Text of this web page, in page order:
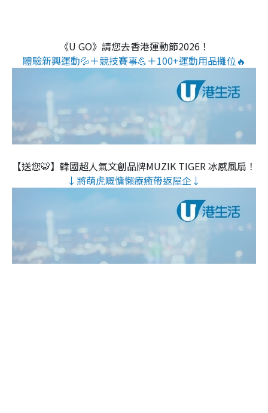
《U GO》請您去香港運動節2026！
體驗新興運動💦＋競技賽事💪＋100+運動用品攤位🔥
【送您🐯】韓國超人氣文創品牌MUZIK TIGER 冰感風扇！
↓將萌虎嘅慵懶療癒帶返屋企↓